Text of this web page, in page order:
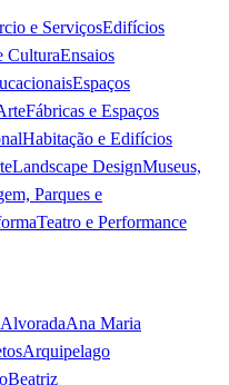
e ServiçosEdifícios
CulturaEnsaios
Espaços
Fábricas e Espaços
Habitação e Edifícios
Landscape DesignMuseus,
Parques e
Teatro e Performance
AlvoradaAna Maria
Arquipelago
Beatriz